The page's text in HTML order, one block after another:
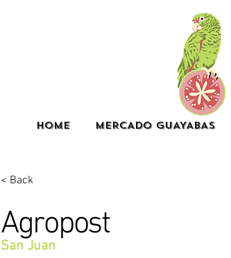
HOME MERCADO GUAYABAS
< Back
Agropost
San Juan